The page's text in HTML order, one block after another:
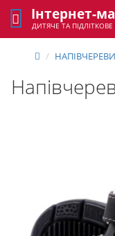
Інтернет-
ДИТЯЧЕ ТА ПІДЛІТКОВЕ